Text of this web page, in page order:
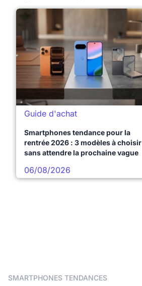
Guide d'achat
Smartphones tendance pour la
rentrée 2026 : 3 modèles à choisir
sans attendre la prochaine vague
06/08/2026
SMARTPHONES TENDANCES